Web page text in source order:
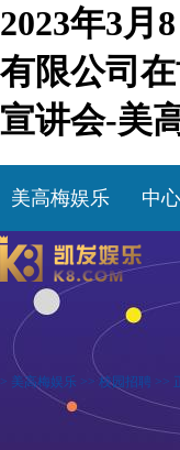
2023年3月
有限公司
宣讲会-美
美高梅娱乐 中
> 美高梅娱乐 >> 校园招聘 >>